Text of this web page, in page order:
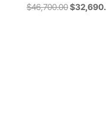
$46,700.00Original
$